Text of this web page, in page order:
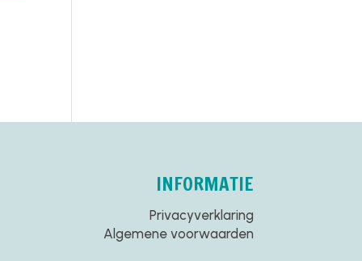
INFORMATIE
Privacyverklaring
Algemene voorwaarden